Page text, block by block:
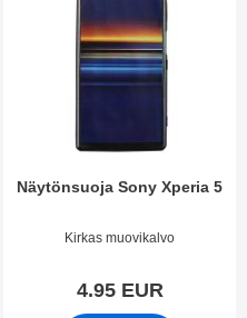
Näytönsuoja Sony Xperia 5
Tuote.nro 33664
Kirkas muovikalvo
4.95 EUR